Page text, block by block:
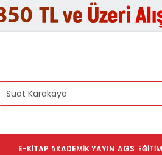
AGS
AKADEMIK YAYIN
E-KITAP